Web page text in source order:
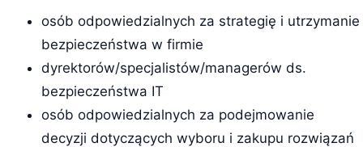
osób odpowiedzialnych za strategię i utrzymanie
bezpieczeństwa w firmie
dyrektorów/specjalistów/managerów ds.
bezpieczeństwa IT
osób odpowiedzialnych za podejmowanie
decyzji dotyczących wyboru i zakupu rozwiązań